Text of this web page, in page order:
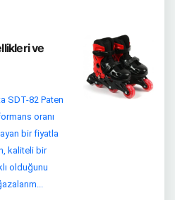
ve
SDT-82 Paten
oranı
bir fiyatla
kaliteli bir
olduğunu